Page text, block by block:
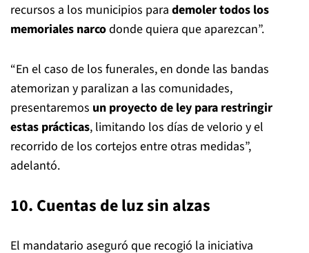
recursos a los municipios para demoler todos los
memoriales narcodonde quiera que aparezcan”.
“En el caso de los funerales, en donde las bandas
atemorizan y paralizan a las comunidades,
presentaremos un proyecto de ley para restringir
estas prácticas, limitando los días de velorio y el
recorrido de los cortejos entre otras medidas”,
adelantó.
10. Cuentas de luz sin alzas
El mandatario aseguró que recogió la iniciativa